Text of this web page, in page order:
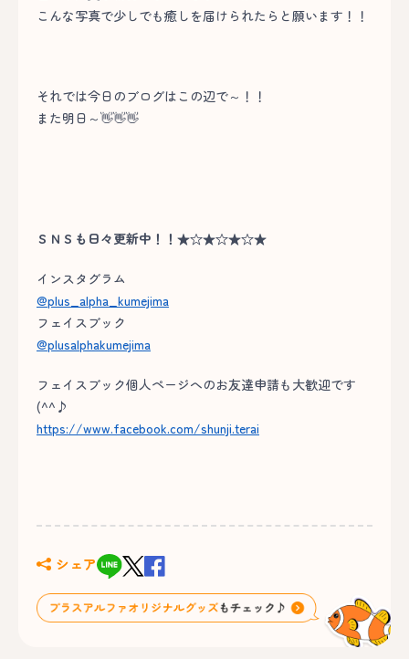
こんな写真で少しでも癒しを届けられたらと願います！！
それでは今日のブログはこの辺で～！！
また明日～👋👋👋
ＳＮＳも日々更新中！！★☆★☆★☆★
インスタグラム
@plus_alpha_kumejima
フェイスブック
@plusalphakumejima
フェイスブック個人ページへのお友達申請も大歓迎です
(^^♪
https://www.facebook.com/shunji.terai
シェア